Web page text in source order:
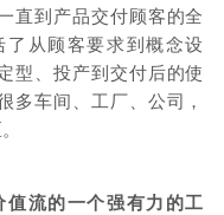
直到产品交付顾客的全
从顾客要求到概念设
型、投产到交付后的使
多车间、工厂、公司，
流的一个强有力的工